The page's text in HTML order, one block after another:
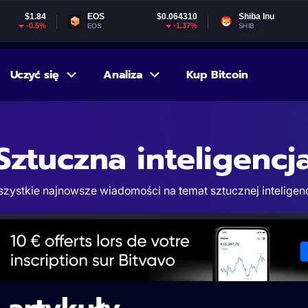
$0.064310
EOS -1.37%
Shiba Inu $0.000005
SHIB -1.22%
Uczyć się Analiza Kup Bitcoin
najnowsze wiadomości na temat sztucznej